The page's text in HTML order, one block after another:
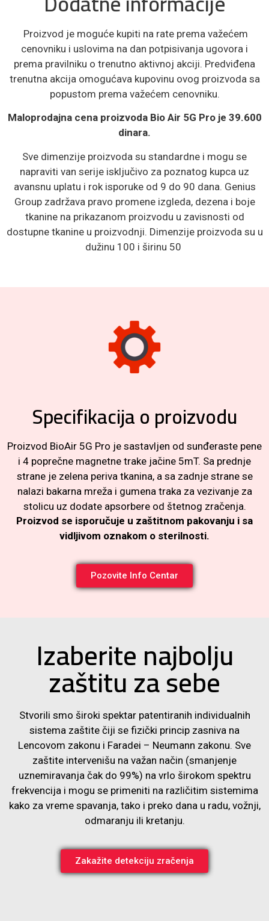
Proizvod je moguće kupiti na rate prema važećem
cenovniku i uslovima na dan potpisivanja ugovora i
prema pravilniku o trenutno aktivnoj akciji. Predviđena
trenutna akcija omogućava kupovinu ovog proizvoda sa
popustom prema važećem cenovniku.
Maloprodajna cena proizvoda Bio Air 5G Pro je 39.600
dinara.
Sve dimenzije proizvoda su standardne i mogu se
napraviti van serije isključivo za poznatog kupca uz
avansnu uplatu i rok isporuke od 9 do 90 dana. Genius
Group zadržava pravo promene izgleda, dezena i boje
tkanine na prikazanom proizvodu u zavisnosti od
dostupne tkanine u proizvodnji. Dimenzije proizvoda su u
dužinu 100 i širinu 50
Specifikacija o proizvodu
Proizvod BioAir 5G Pro je sastavljen od sunđeraste pene
i 4 poprečne magnetne trake jačine 5mT. Sa prednje
strane je zelena periva tkanina, a sa zadnje strane se
nalazi bakarna mreža i gumena traka za vezivanje za
stolicu uz dodate apsorbere od štetnog zračenja.
Proizvod se isporučuje u zaštitnom pakovanju i sa
vidljivom oznakom o sterilnosti.
Pozovite Info Centar
Izaberite najbolju
zaštitu za sebe
Stvorili smo široki spektar patentiranih individualnih
sistema zaštite čiji se fizički princip zasniva na
Lencovom zakonu i Faradei – Neumann zakonu. Sve
zaštite intervenišu na važan način (smanjenje
uznemiravanja čak do 99%) na vrlo širokom spektru
frekvencija i mogu se primeniti na različitim sistemima
kako za vreme spavanja, tako i preko dana u radu, vožnji,
odmaranju ili kretanju.
Zakažite detekciju zračenja